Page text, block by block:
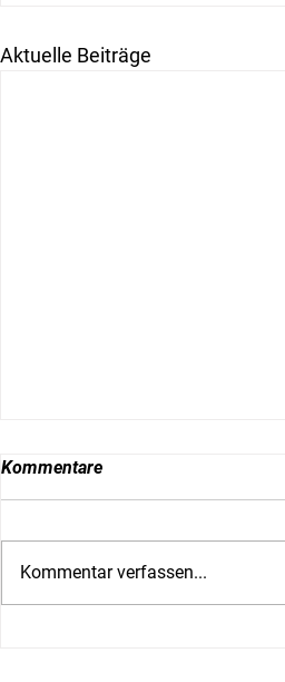
Aktuelle Beiträge
Kommentare
Kommentar verfassen...